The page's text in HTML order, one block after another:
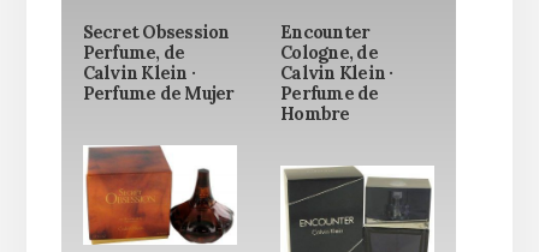
Secret Obsession
Perfume, de
Calvin Klein ·
Perfume de Mujer
Encounter
Cologne, de
Calvin Klein ·
Perfume de
Hombre